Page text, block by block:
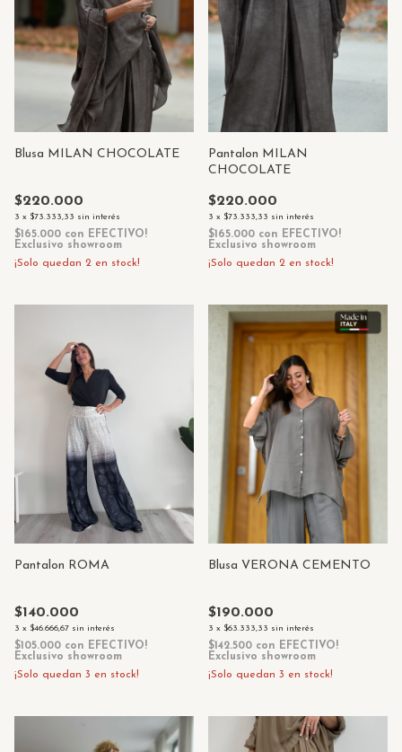
Blusa MILAN CHOCOLATE
$220.000
3 x $73.333,33 sin interés
$165.000 con EFECTIVO!
Exclusivo showroom
¡Solo quedan 2 en stock!
Pantalon MILAN
CHOCOLATE
$220.000
3 x $73.333,33 sin interés
$165.000 con EFECTIVO!
Exclusivo showroom
¡Solo quedan 2 en stock!
Pantalon ROMA
$140.000
3 x $46.666,67 sin interés
$105.000 con EFECTIVO!
Exclusivo showroom
¡Solo quedan 3 en stock!
Blusa VERONA CEMENTO
$190.000
3 x $63.333,33 sin interés
$142.500 con EFECTIVO!
Exclusivo showroom
¡Solo quedan 3 en stock!